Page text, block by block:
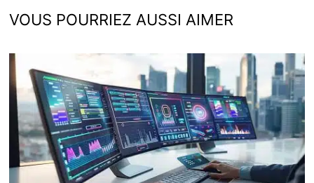
VOUS POURRIEZ AUSSI AIMER